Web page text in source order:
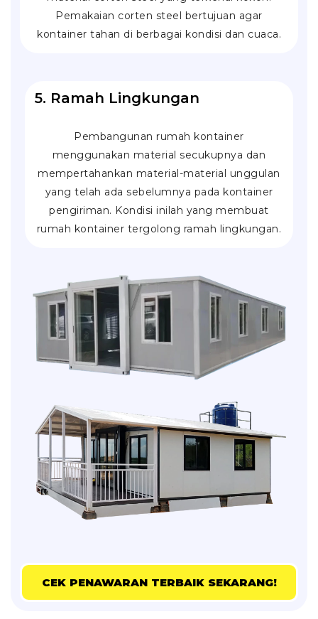
Pemakaian corten steel bertujuan agar
kontainer tahan di berbagai kondisi dan cuaca.
5. Ramah Lingkungan
Pembangunan rumah kontainer
menggunakan material secukupnya dan
mempertahankan material-material unggulan
yang telah ada sebelumnya pada kontainer
pengiriman. Kondisi inilah yang membuat
rumah kontainer tergolong ramah lingkungan.
CEK PENAWARAN TERBAIK SEKARANG!